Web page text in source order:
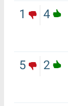
4
1
2
5